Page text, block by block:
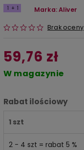
1 + 1
Brak oceny
Marka:Aliver
59,76 zł
W magazynie
Rabat ilościowy
1 szt
2 - 4 szt = rabat 5 %